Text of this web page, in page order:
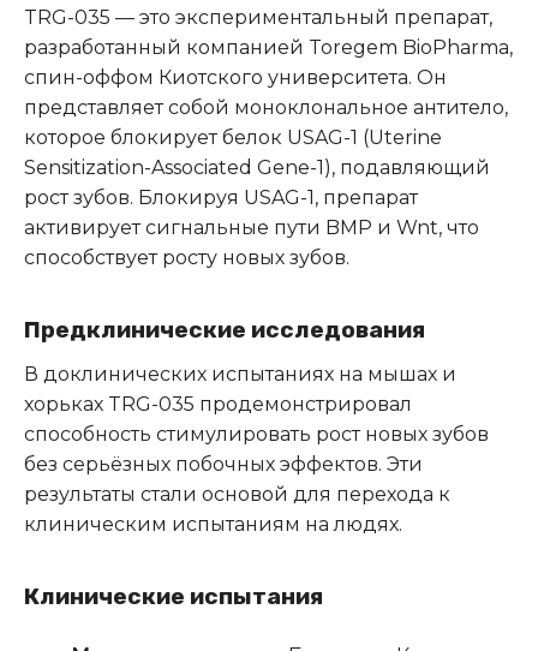
TRG-035 — это экспериментальный препарат,
разработанный компанией Toregem BioPharma,
спин-оффом Киотского университета. Он
представляет собой моноклональное антитело,
которое блокирует белок USAG-1 (Uterine
Sensitization-Associated Gene-1), подавляющий
рост зубов. Блокируя USAG-1, препарат
активирует сигнальные пути BMP и Wnt, что
способствует росту новых зубов.
Предклинические исследования
В доклинических испытаниях на мышах и
хорьках TRG-035 продемонстрировал
способность стимулировать рост новых зубов
без серьёзных побочных эффектов. Эти
результаты стали основой для перехода к
клиническим испытаниям на людях.
Клинические испытания